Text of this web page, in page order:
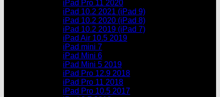
iPad Pro 11 2020
iPad 10.2 2021 (iPad 9)
iPad 10.2 2020 (iPad 8)
iPad 10.2 2019 (iPad 7)
iPad Air 10.5 2019
iPad mini 7
iPad Mini 6
iPad Mini 5 2019
iPad Pro 12.9 2018
iPad Pro 11 2018
iPad Pro 10.5 2017